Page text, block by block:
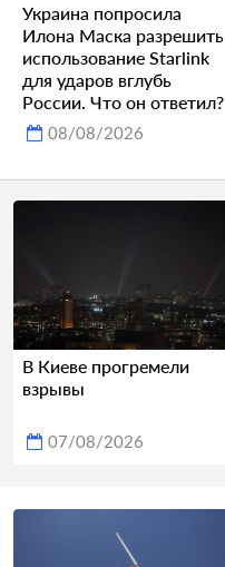
Украина попросила
Илона Маска разрешить
использование Starlink
для ударов вглубь
России. Что он ответил?
08/08/2026
В Киеве прогремели
взрывы
07/08/2026